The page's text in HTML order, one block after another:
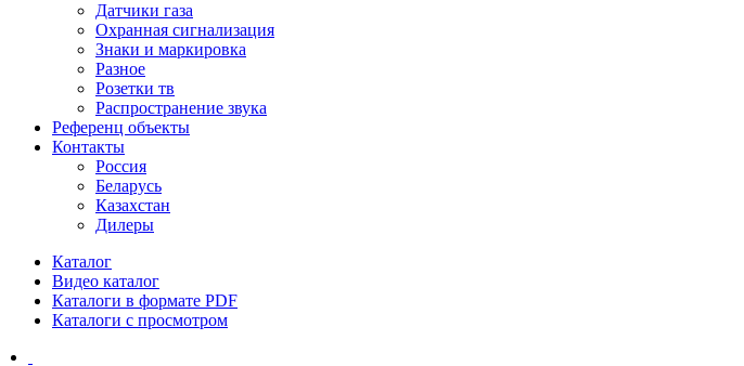
Датчики газа
Охранная сигнализация
Знаки и маркировка
Разное
Розетки тв
Распространение звука
Референц объекты
Контакты
Россия
Беларусь
Казахстан
Дилеры
Каталог
Видео каталог
Каталоги в формате PDF
Каталоги с просмотром